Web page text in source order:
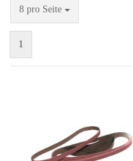
8 pro Seite
pro Seite
1